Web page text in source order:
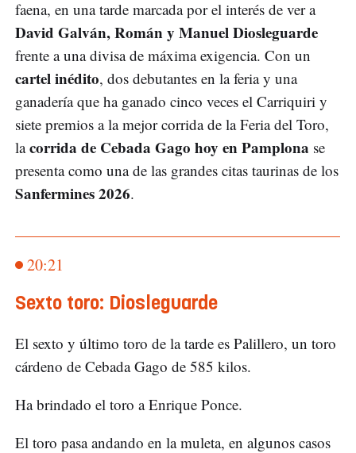
faena, en una tarde marcada por el interés de ver a
David Galván, Román y Manuel Diosleguarde
frente a una divisa de máxima exigencia. Con un
cartel inédito, dos debutantes en la feria y una
ganadería que ha ganado cinco veces el Carriquiri y
siete premios a la mejor corrida de la Feria del Toro,
lacorrida de Cebada Gago hoy en Pamplona se
presenta como una de las grandes citas taurinas de los
Sanfermines 2026.
20:21
Sexto toro: Diosleguarde
El sexto y último toro de la tarde es Palillero, un toro
cárdeno de Cebada Gago de 585 kilos.
Ha brindado el toro a Enrique Ponce.
El toro pasa andando en la muleta, en algunos casos